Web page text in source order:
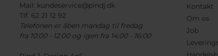
Mail: kundeservice@pindj.dk
Tlf. 62 21 12 92
Telefonen er åben mandag til fredag
fra 10:00 - 12:00 og igen fra 14:00 - 16:00
Kontakt
Om os
Job